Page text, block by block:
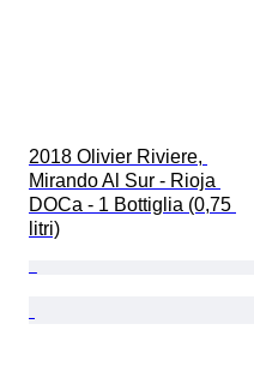
2018 Olivier Riviere,
Mirando Al Sur - Rioja
DOCa - 1 Bottiglia (0,75
litri)